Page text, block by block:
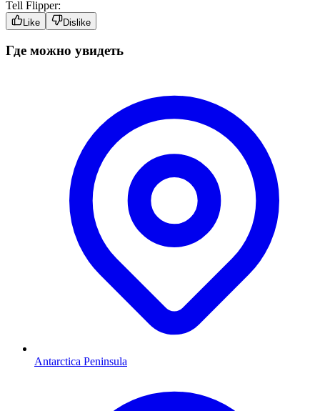
Tell Flipper:
Like Dislike
Где можно увидеть
Antarctica Peninsula